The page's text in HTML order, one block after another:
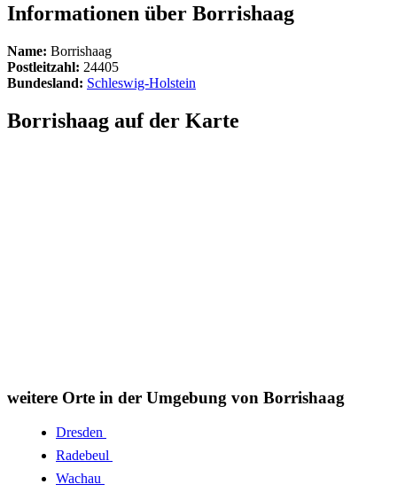
Informationen über Borrishaag
Name: Borrishaag
Postleitzahl: 24405
Bundesland: Schleswig-Holstein
Borrishaag auf der Karte
weitere Orte in der Umgebung von Borrishaag
Dresden
Radebeul
Wachau